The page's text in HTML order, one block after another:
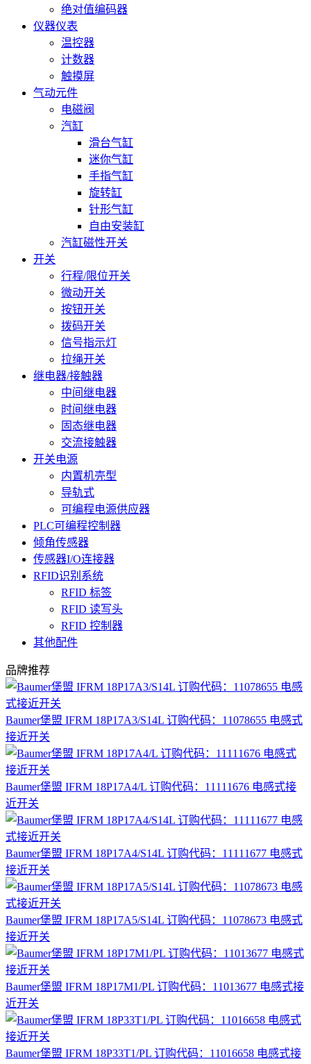
绝对值编码器
仪器仪表
温控器
计数器
触摸屏
气动元件
电磁阀
汽缸
滑台气缸
迷你气缸
手指气缸
旋转缸
针形气缸
自由安装缸
汽缸磁性开关
开关
行程/限位开关
微动开关
按钮开关
拨码开关
信号指示灯
拉绳开关
继电器/接触器
中间继电器
时间继电器
固态继电器
交流接触器
开关电源
内置机壳型
导轨式
可编程电源供应器
PLC可编程控制器
倾角传感器
传感器I/O连接器
RFID识别系统
RFID 标签
RFID 读写头
RFID 控制器
其他配件
品牌推荐
Baumer堡盟 IFRM 18P17A3/S14L 订购代码：11078655 电感式
接近开关
Baumer堡盟 IFRM 18P17A4/L 订购代码：11111676 电感式接
近开关
Baumer堡盟 IFRM 18P17A4/S14L 订购代码：11111677 电感式
接近开关
Baumer堡盟 IFRM 18P17A5/S14L 订购代码：11078673 电感式
接近开关
Baumer堡盟 IFRM 18P17M1/PL 订购代码：11013677 电感式接
近开关
Baumer堡盟 IFRM 18P33T1/PL 订购代码：11016658 电感式接